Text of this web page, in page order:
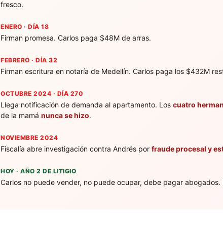
fresco.
ENERO · DÍA 18
Firman promesa. Carlos paga $48M de arras.
FEBRERO · DÍA 32
Firman escritura en notaría de Medellín. Carlos paga los $432M
OCTUBRE 2024 · DÍA 270
Llega notificación de demanda al apartamento. Los cuatro
de la mamá nunca se hizo.
NOVIEMBRE 2024
Fiscalía abre investigación contra Andrés por fraude procesal y
HOY · AÑO 2 DE LITIGIO
Carlos no puede vender, no puede ocupar, debe pagar